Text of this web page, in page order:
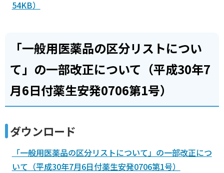
54KB）
「一般用医薬品の区分リストについ
て」の一部改正について（平成30年7
月6日付薬生安発0706第1号）
ダウンロード
「一般用医薬品の区分リストについて」の一部改正につ
いて（平成30年7月6日付薬生安発0706第1号）